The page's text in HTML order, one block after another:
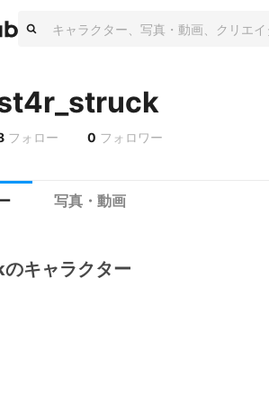
フォロー 0 フォロワー
写真・動画
キャラクター